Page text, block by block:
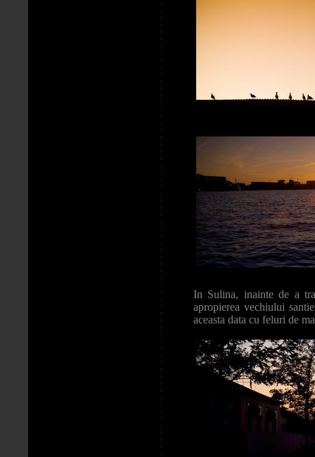
In Sulina, inainte de a
apropierea vechiului
aceasta data cu feluri de